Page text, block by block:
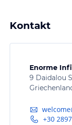
Kontakt
Enorme
9 Daidalou
+30